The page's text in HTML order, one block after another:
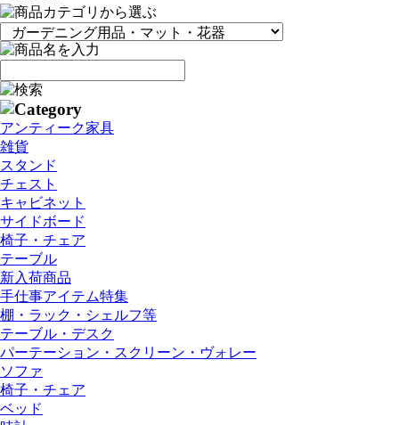
アンティーク家具
雑貨
スタンド
チェスト
キャビネット
サイドボード
椅子・チェア
テーブル
新入荷商品
手仕事アイテム特集
棚・ラック・シェルフ等
テーブル・デスク
パーテーション・スクリーン・ヴォレー
ソファ
椅子・チェア
ベッド